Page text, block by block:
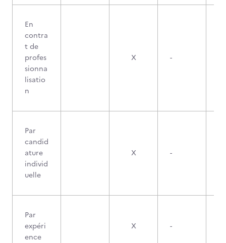
En
contra
t de
profes
sionna
lisatio
n
X -
Par
candid
ature
individ
uelle
X -
Par
expéri
ence
X -